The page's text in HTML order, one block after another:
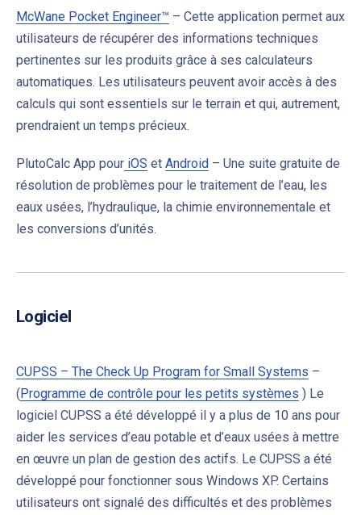
McWane Pocket Engineer™ – Cette application permet aux
utilisateurs de récupérer des informations techniques
pertinentes sur les produits grâce à ses calculateurs
automatiques. Les utilisateurs peuvent avoir accès à des
calculs qui sont essentiels sur le terrain et qui, autrement,
prendraient un temps précieux.
PlutoCalc App pour iOS et Android – Une suite gratuite de
résolution de problèmes pour le traitement de l’eau, les
eaux usées, l’hydraulique, la chimie environnementale et
les conversions d’unités.
Logiciel
CUPSS – The Check Up Program for Small Systems –
(Programme de contrôle pour les petits systèmes ) Le
logiciel CUPSS a été développé il y a plus de 10 ans pour
aider les services d’eau potable et d’eaux usées à mettre
en œuvre un plan de gestion des actifs. Le CUPSS a été
développé pour fonctionner sous Windows XP. Certains
utilisateurs ont signalé des difficultés et des problèmes